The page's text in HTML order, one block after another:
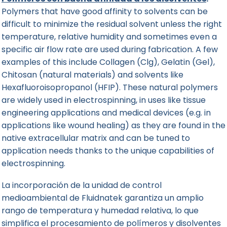
Polymers that have good affinity to solvents can be
difficult to minimize the residual solvent unless the right
temperature, relative humidity and sometimes even a
specific air flow rate are used during fabrication. A few
examples of this include Collagen (Clg), Gelatin (Gel),
Chitosan (natural materials) and solvents like
Hexafluoroisopropanol (HFIP). These natural polymers
are widely used in electrospinning, in uses like tissue
engineering applications and medical devices (e.g. in
applications like wound healing) as they are found in the
native extracellular matrix and can be tuned to
application needs thanks to the unique capabilities of
electrospinning.
La incorporación de la unidad de control
medioambiental de Fluidnatek garantiza un amplio
rango de temperatura y humedad relativa, lo que
simplifica el procesamiento de polímeros y disolventes